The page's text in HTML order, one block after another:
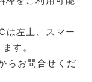
は左上、スマー
す。
らお問合せくだ